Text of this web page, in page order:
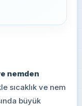
nemden
sıcaklık ve nem
büyük